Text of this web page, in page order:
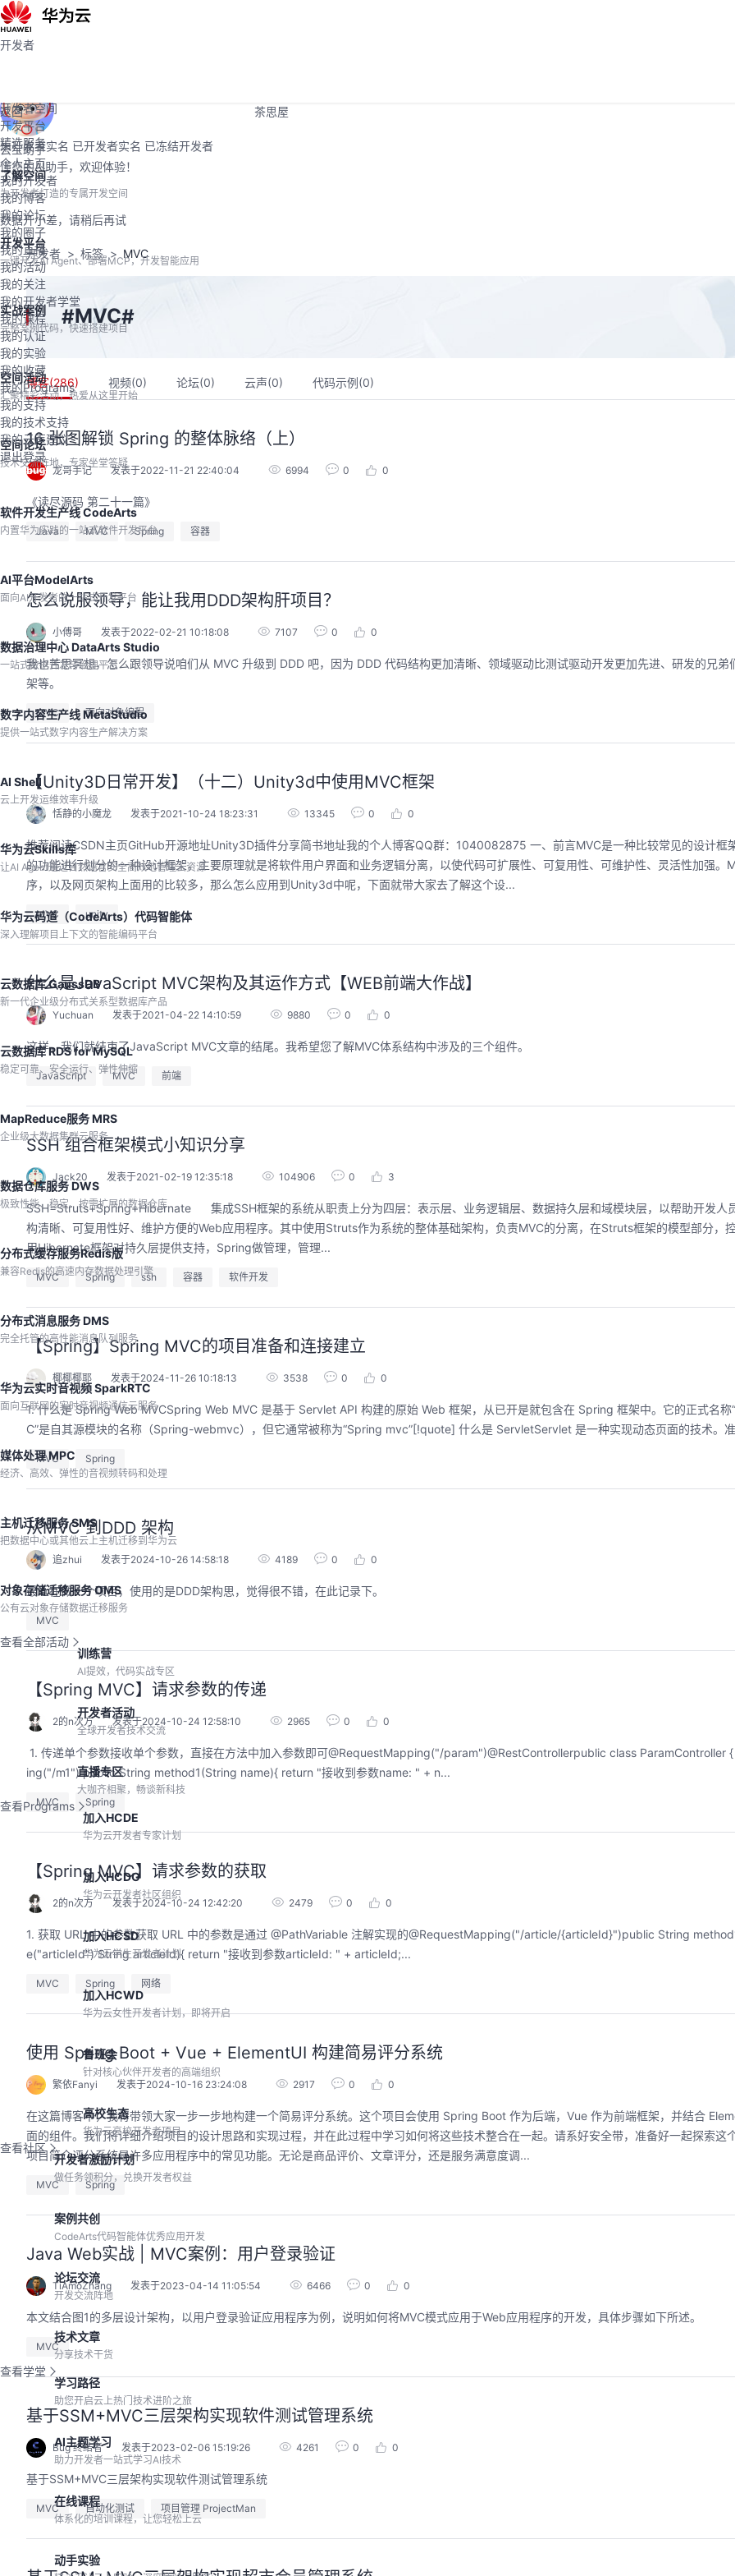
茶思屋
开发者空间
开发平台
精选服务
了解空间
为开发者打造的专属开发空间
开发平台
一键开发AI Agent、部署MCP，开发智能应用
实战案例
完整案例代码，快速搭建项目
空间活动
汇聚精彩活动，热爱从这里开始
空间论坛
技术交流阵地，专家坐堂答疑
软件开发生产线 CodeArts
内置华为实践的一站式软件开发平台
AI平台ModelArts
面向AI开发者的一站式开发平台
数据治理中心 DataArts Studio
一站式数据开发与治理平台
数字内容生产线 MetaStudio
提供一站式数字内容生产解决方案
AI Shell
云上开发运维效率升级
华为云Skills库
让AI Agent通过自然语言安全高效地管理云资源
华为云码道（CodeArts）代码智能体
深入理解项目上下文的智能编码平台
云数据库 GaussDB
新一代企业级分布式关系型数据库产品
云数据库 RDS for MySQL
稳定可靠、安全运行、弹性伸缩
MapReduce服务 MRS
企业级大数据集群云服务
数据仓库服务 DWS
极致性能、稳定、按需扩展的数据仓库
分布式缓存服务Redis版
兼容Redis的高速内存数据处理引擎
分布式消息服务 DMS
完全托管的高性能消息队列服务
华为云实时音视频 SparkRTC
面向互联网的实时音视频通信云服务
媒体处理 MPC
经济、高效、弹性的音视频转码和处理
主机迁移服务 SMS
把数据中心或其他云上主机迁移到华为云
对象存储迁移服务 OMS
公有云对象存储数据迁移服务
查看全部活动
训练营
AI提效，代码实战专区
开发者活动
全球开发者技术交流
直播专区
大咖齐相聚，畅谈新科技
查看Programs
加入HCDE
华为云开发者专家计划
加入HCDG
华为云开发者社区组织
加入HCSD
华为云学生开发者计划
加入HCWD
华为云女性开发者计划，即将开启
鲁班会
针对核心伙伴开发者的高端组织
高校生态
华为云高校开发者项目
查看社区
开发者激励计划
做任务领积分，兑换开发者权益
案例共创
CodeArts代码智能体优秀应用开发
论坛交流
开发交流阵地
技术文章
分享技术干货
查看学堂
学习路径
助您开启云上热门技术进阶之旅
AI主题学习
助力开发者一站式学习AI技术
在线课程
体系化的培训课程，让您轻松上云
动手实验
开发者
返回
未开发者实名 已开发者实名 已冻结开发者
个人主页
我的开发者
我的博客
我的论坛
我的圈子
我的直播
我的活动
我的关注
我的开发者学堂
我的课程
我的认证
我的实验
我的收藏
我的Programs
我的支持
我的技术支持
我的云声建议
退出登录
云宝助手
懂您的AI助手，欢迎体验！
数据开小差，请稍后再试
开发者 标签 MVC
#MVC#
博客(286) 视频(0) 论坛(0) 云声(0) 代码示例(0)
16 张图解锁 Spring 的整体脉络（上）
龙哥手记 发表于2022-11-21 22:40:04 6994 0 0
《读尽源码 第二十一篇》
Java MVC Spring 容器
怎么说服领导，能让我用DDD架构肝项目？
小傅哥 发表于2022-02-21 10:18:08 7107 0 0
我也苦思冥想，怎么跟领导说咱们从 MVC 升级到 DDD 吧，因为 DDD 代码结构更加清晰、领域驱动比测试驱动开发更加先进、研发的兄弟
架等。
MVC 面向对象编程
【Unity3D日常开发】（十二）Unity3d中使用MVC框架
恬静的小魔龙 发表于2021-10-24 18:23:31 13345 0 0
推荐阅读CSDN主页GitHub开源地址Unity3D插件分享简书地址我的个人博客QQ群：1040082875 一、前言MVC是一种比较常见的设计框
的功能进行划分的一种设计框架，主要原理就是将软件用户界面和业务逻辑分离，以使代码可扩展性、可复用性、可维护性、灵活性加强。
序，以及网页架构上面用的比较多，那么怎么应用到Unity3d中呢，下面就带大家去了解这个设...
MVC unity
什么是JavaScript MVC架构及其运作方式【WEB前端大作战】
Yuchuan 发表于2021-04-22 14:10:59 9880 0 0
这样，我们就结束了JavaScript MVC文章的结尾。我希望您了解MVC体系结构中涉及的三个组件。
JavaScript MVC 前端
SSH 组合框架模式小知识分享
Jack20 发表于2021-02-19 12:35:18 104906 0 3
SSH=Struts+Spring+Hibernate 集成SSH框架的系统从职责上分为四层：表示层、业务逻辑层、数据持久层和域模块层，以帮助开发人
构清晰、可复用性好、维护方便的Web应用程序。其中使用Struts作为系统的整体基础架构，负责MVC的分离，在Struts框架的模型部分，
用Hibernate框架对持久层提供支持，Spring做管理，管理...
MVC Spring ssh 容器 软件开发
【Spring】Spring MVC的项目准备和连接建立
椰椰椰耶 发表于2024-11-26 10:18:13 3538 0 0
1. 什么是 Spring Web MVCSpring Web MVC 是基于 Servlet API 构建的原始 Web 框架，从已开是就包含在 Spring 框架中。它的正式名
C”是自其源模块的名称（Spring-webmvc），但它通常被称为“Spring mvc”[!quote] 什么是 ServletServlet 是一种实现动态页面的技术。
MVC Spring
从MVC 到DDD 架构
追zhui 发表于2024-10-26 14:58:18 4189 0 0
最近在做一个项目，使用的是DDD架构思，觉得很不错，在此记录下。
MVC
【Spring MVC】请求参数的传递
2的n次方 发表于2024-10-24 12:58:10 2965 0 0
1. 传递单个参数接收单个参数，直接在方法中加入参数即可@RequestMapping("/param")@RestControllerpublic class ParamController {
ing("/m1") public String method1(String name){ return "接收到参数name: " + n...
MVC Spring
【Spring MVC】请求参数的获取
2的n次方 发表于2024-10-24 12:42:20 2479 0 0
1. 获取 URL 中的参数获取 URL 中的参数是通过 @PathVariable 注解实现的@RequestMapping("/article/{articleId}")public String
e("articleId") String articleId){ return "接收到参数articleId: " + articleId;...
MVC Spring 网络
使用 Spring Boot + Vue + ElementUI 构建简易评分系统
繁依Fanyi 发表于2024-10-16 23:24:08 2917 0 0
在这篇博客中，我将带领大家一步一步地构建一个简易评分系统。这个项目会使用 Spring Boot 作为后端，Vue 作为前端框架，并结合
面的组件。我们将详细介绍项目的设计思路和实现过程，并在此过程中学习如何将这些技术整合在一起。请系好安全带，准备好一起探索这
项目简介评分系统是许多应用程序中的常见功能。无论是商品评价、文章评分，还是服务满意度调...
MVC Spring
Java Web实战 | MVC案例：用户登录验证
TiAmoZhang 发表于2023-04-14 11:05:54 6466 0 0
本文结合图1的多层设计架构，以用户登录验证应用程序为例，说明如何将MVC模式应用于Web应用程序的开发，具体步骤如下所述。
MVC
基于SSM+MVC三层架构实现软件测试管理系统
Bug 终结者 发表于2023-02-06 15:19:26 4261 0 0
基于SSM+MVC三层架构实现软件测试管理系统
MVC 自动化测试 项目管理 ProjectMan
AI作品三步上朋友
20:00
者运营负责人
到企业级开发。不教编
、有产出、能带走、可炫
华为云码道Skill实战与极速交付，
智能开发全链路实战
2026/07/22 周三 19:00-21:00
王一男-华为云码道产品规划专家；李炎-华为云码道产品专家；姜浩-华为云HCDG核心组成员
本次华为云具身智能开发平台CloudRobo培训
能，并体验业界主流具身模型应用。
林华鼎-华为云AI开发者运